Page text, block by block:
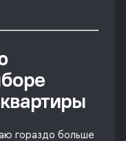
гораздо больше